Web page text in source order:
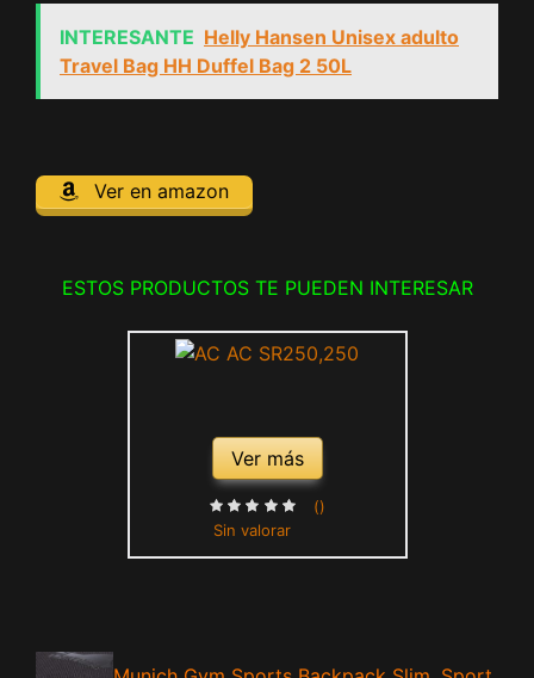
INTERESANTE Helly Hansen Unisex adulto
Travel Bag HH Duffel Bag 2 50L
Ver en amazon
ESTOS PRODUCTOS TE PUEDEN INTERESAR
Ver más
Sin valorar
()